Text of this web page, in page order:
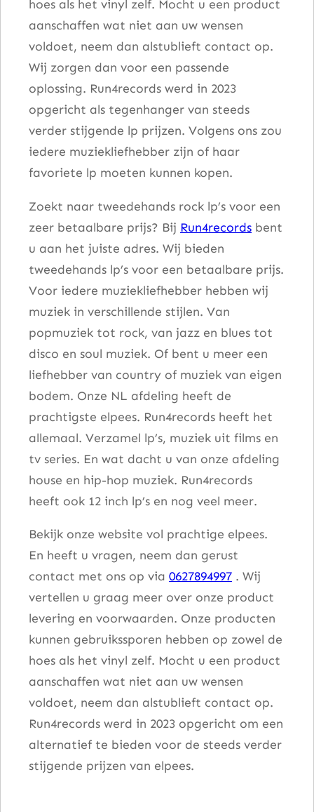
hoes als het vinyl zelf. Mocht u een product
aanschaffen wat niet aan uw wensen
voldoet, neem dan alstublieft contact op.
Wij zorgen dan voor een passende
oplossing. Run4records werd in 2023
opgericht als tegenhanger van steeds
verder stijgende lp prijzen. Volgens ons zou
iedere muziekliefhebber zijn of haar
favoriete lp moeten kunnen kopen.
Zoekt naar tweedehands rock lp’s voor een
zeer betaalbare prijs? Bij Run4records bent
u aan het juiste adres. Wij bieden
tweedehands lp’s voor een betaalbare prijs.
Voor iedere muziekliefhebber hebben wij
muziek in verschillende stijlen. Van
popmuziek tot rock, van jazz en blues tot
disco en soul muziek. Of bent u meer een
liefhebber van country of muziek van eigen
bodem. Onze NL afdeling heeft de
prachtigste elpees. Run4records heeft het
allemaal. Verzamel lp’s, muziek uit films en
tv series. En wat dacht u van onze afdeling
house en hip-hop muziek. Run4records
heeft ook 12 inch lp’s en nog veel meer.
Bekijk onze website vol prachtige elpees.
En heeft u vragen, neem dan gerust
contact met ons op via 0627894997 . Wij
vertellen u graag meer over onze product
levering en voorwaarden. Onze producten
kunnen gebruikssporen hebben op zowel de
hoes als het vinyl zelf. Mocht u een product
aanschaffen wat niet aan uw wensen
voldoet, neem dan alstublieft contact op.
Run4records werd in 2023 opgericht om een
alternatief te bieden voor de steeds verder
stijgende prijzen van elpees.